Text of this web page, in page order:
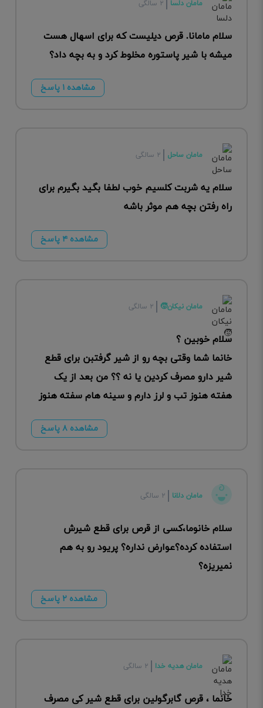
مامان دلسا ۲ سالگی
سلام مامانا. قرص دیلیست که برای اسهال هست
میشه با شیر پاستوره مخلوط کرد و به بچه داد؟
مشاهده ۱ پاسخ
مامان ساحل ۲ سالگی
سلام یه شربت کلسیم خوب لطفا بگید بگیرم برای
راه رفتن بچه هم موثر باشه
مشاهده ۴ پاسخ
مامان نیکان🧒 ۲ سالگی
سلام خوبین ؟
خانما شما وقتی بچه رو از شیر گرفتبن برای قطع
شیر دارو مصرف کردین یا نه ؟؟ من بعد از یک
هفته هنوز تب و لرز دارم و سینه هام سفته هنوز
مشاهده ۸ پاسخ
مامان دلانا ۲ سالگی
سلام خانوما،کسی از قرص برای قطع شیرش
استفاده کرده؟عوارض نداره؟ پریود رو به هم
نمیریزه؟
مشاهده ۲ پاسخ
مامان هدیه خدا ۲ سالگی
خانما ، قرص گابرگولین برای قطع شیر کی مصرف